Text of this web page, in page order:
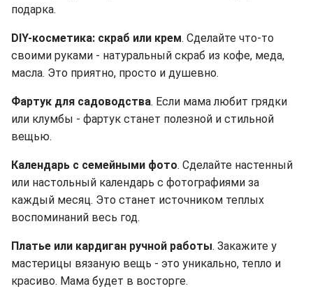
подарка.
DIY-косметика: скраб или крем. Сделайте что-то
своими руками - натуральный скраб из кофе, меда,
масла. Это приятно, просто и душевно.
Фартук для садоводства. Если мама любит грядки
или клумбы - фартук станет полезной и стильной
вещью.
Календарь с семейными фото. Сделайте настенный
или настольный календарь с фотографиями за
каждый месяц. Это станет источником теплых
воспоминаний весь год.
Платье или кардиган ручной работы. Закажите у
мастерицы вязаную вещь - это уникально, тепло и
красиво. Мама будет в восторге.